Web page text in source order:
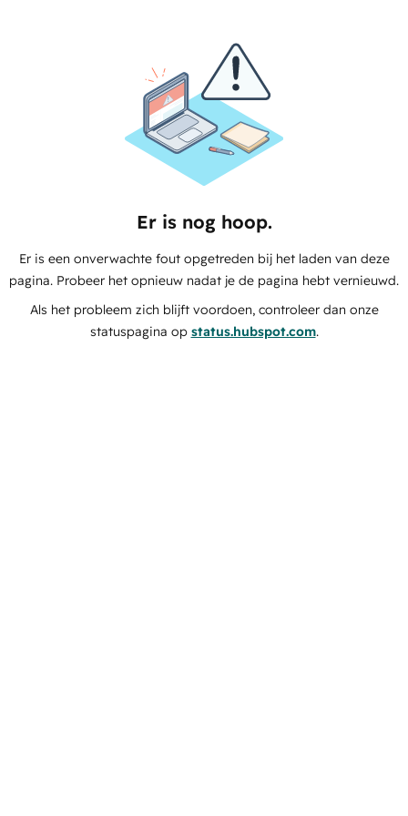
Er is nog hoop.
Er is een onverwachte fout opgetreden bij het laden van deze
pagina. Probeer het opnieuw nadat je de pagina hebt vernieuwd.
Als het probleem zich blijft voordoen, controleer dan onze
statuspagina op status.hubspot.com.